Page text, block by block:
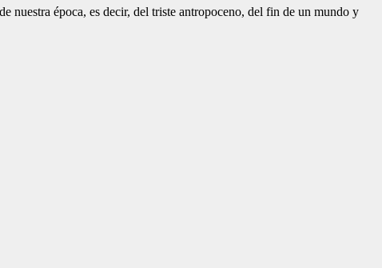
época, es decir, del triste antropoceno, del fin de un mundo y